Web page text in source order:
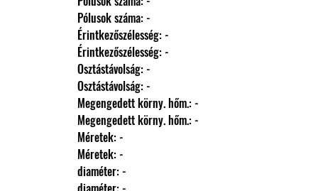
                Pólusok száma: -
                Érintkezőszélesség: -
                Érintkezőszélesség: -
                Osztástávolság: -
                Osztástávolság: -
                Megengedett körny. hőm.: -
                Megengedett körny. hőm.: -
                Méretek: -
                Méretek: -
                diaméter: -